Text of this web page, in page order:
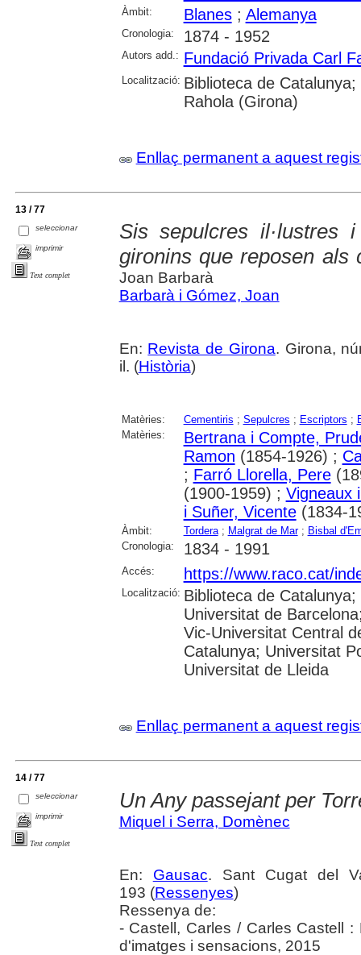
Àmbit: Blanes; Alemanya
Cronologia: 1874 - 1952
Autors add.: Fundació Privada Carl
Localització: Biblioteca de
Rahola (Girona)
Enllaç permanent a aquest
13 / 77
seleccionar
imprimir
Text complet
Sis sepulcres
gironins que reposen als
Joan Barbarà
Barbarà i Gómez, Joan
En: Revista de Girona. Girona,
il. (Història)
Matèries: Cementiris ; Sepulcres ; Escriptors ;
Matèries:
Bertrana i Compte,
Ramon (1854-1926) ;
; Farró Llorella, Pere
(1900-1959) ; Vigneaux
i Suñer, Vicente(1834-
Àmbit: Tordera; Malgrat de Mar; Bisbal
Cronologia:
1834 - 1991
Accés: https://www.raco.cat/
Localització: Biblioteca de
Universitat de
Vic-Universitat Central
Catalunya; Universitat
Universitat de Lleida
Enllaç permanent a aquest
14 / 77
seleccionar
imprimir
Text complet
Un Any passejant per
Miquel i Serra, Domènec
En: Gausac. Sant Cugat del
193 (Ressenyes)
Ressenya de:
- Castell, Carles / Carles Castell
d'imatges i sensacions, 2015